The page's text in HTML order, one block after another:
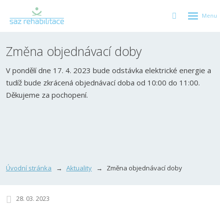
Změna objednávací doby
V pondělí dne 17. 4. 2023 bude odstávka elektrické energie a
tudíž bude zkrácená objednávací doba od 10:00 do 11:00.
Děkujeme za pochopení.
Úvodní stránka Aktuality Změna objednávací doby
28. 03. 2023